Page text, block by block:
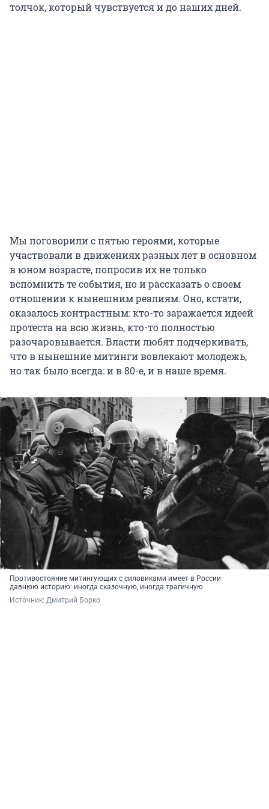
толчок, который чувствуется и до наших дней.
Мы поговорили с пятью героями, которые
участвовали в движениях разных лет в основном
в юном возрасте, попросив их не только
вспомнить те события, но и рассказать о своем
отношении к нынешним реалиям. Оно, кстати,
оказалось контрастным: кто-то заражается идеей
протеста на всю жизнь, кто-то полностью
разочаровывается. Власти любят подчеркивать,
что в нынешние митинги вовлекают молодежь,
но так было всегда: и в 80-е, и в наше время.
Противостояние митингующих с силовиками имеет в России
давнюю историю: иногда сказочную, иногда трагичную
Источник: Дмитрий Борко